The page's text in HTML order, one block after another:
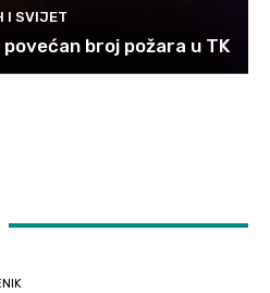
I SVIJET
broj požara u TK